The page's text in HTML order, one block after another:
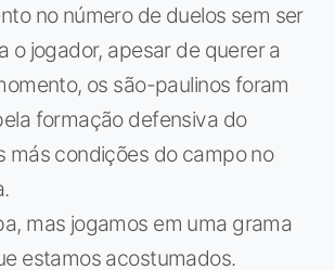
no número de duelos sem ser
o jogador, apesar de querer a
os são-paulinos foram
formação defensiva do
más condições do campo no
mas jogamos em uma grama
estamos acostumados.